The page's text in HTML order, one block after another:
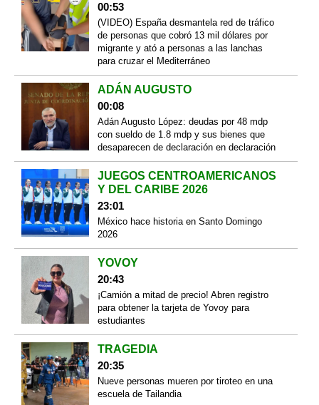
00:53
(VIDEO) España desmantela red de tráfico
de personas que cobró 13 mil dólares por
migrante y ató a personas a las lanchas
para cruzar el Mediterráneo
ADÁN AUGUSTO
00:08
Adán Augusto López: deudas por 48 mdp
con sueldo de 1.8 mdp y sus bienes que
desaparecen de declaración en declaración
JUEGOS CENTROAMERICANOS
Y DEL CARIBE 2026
23:01
México hace historia en Santo Domingo
2026
YOVOY
20:43
¡Camión a mitad de precio! Abren registro
para obtener la tarjeta de Yovoy para
estudiantes
TRAGEDIA
20:35
Nueve personas mueren por tiroteo en una
escuela de Tailandia